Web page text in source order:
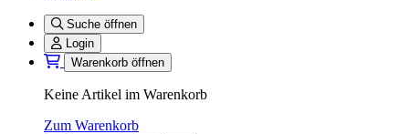
Suche öffnen
Login
Warenkorb öffnen
Keine Artikel im Warenkorb
Zum Warenkorb